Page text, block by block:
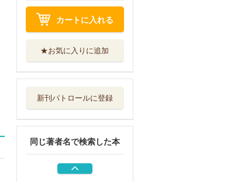
カートに入れる
★お気に入りに追加
新刊パトロールに登録
同じ著者名で検索した本
五色の舟
河出書房新社
ガラスの魚
ＫＡＬＥＩＤＯＳ
ＣＯＰＥ 宇野...
グラフィック社